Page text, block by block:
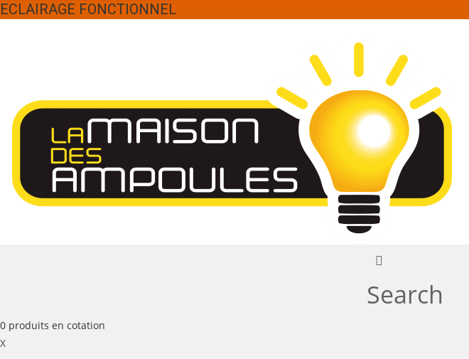
ECLAIRAGE FONCTIONNEL
Search
0 produits en cotation
X